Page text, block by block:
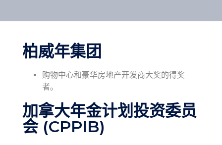
柏威年集团
购物中心和豪华房地产开发商大奖的得奖
者。
加拿大年金计划投资委员
会 (CPPIB)